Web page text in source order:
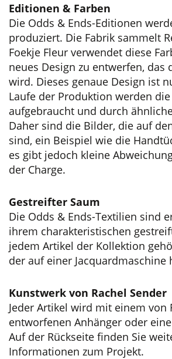
Editionen & Farben
Die Odds & Ends-Editionen
produziert. Die Fabrik sammelt
Foekje Fleur verwendet diese
neues Design zu entwerfen, das
wird. Dieses genaue Design ist
Laufe der Produktion werden die
aufgebraucht und durch
Daher sind die Bilder, die auf
sind, ein Beispiel wie die
es gibt jedoch kleine
der Charge.
Gestreifter Saum
Die Odds & Ends-Textilien sind
ihrem charakteristischen
jedem Artikel der Kollektion
der auf einer Jacquardmaschine
Kunstwerk von Rachel Sender
Jeder Artikel wird mit einem von
entworfenen Anhänger oder
Auf der Rückseite finden Sie
Informationen zum Projekt.